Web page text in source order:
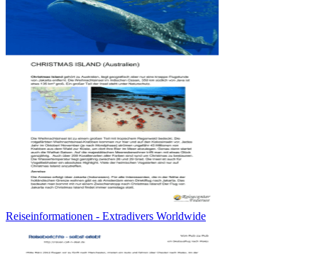
Reiseinformationen - Extradivers Worldwide